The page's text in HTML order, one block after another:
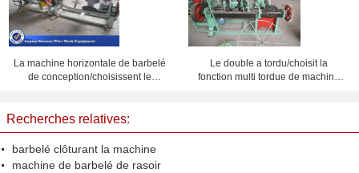
La machine horizontale de barbelé
de conception/choisissent le
Le double a tordu/choisit la
fonction multi tordue de machine
Recherches relatives:
barbelé clôturant la machine
machine de barbelé de rasoir